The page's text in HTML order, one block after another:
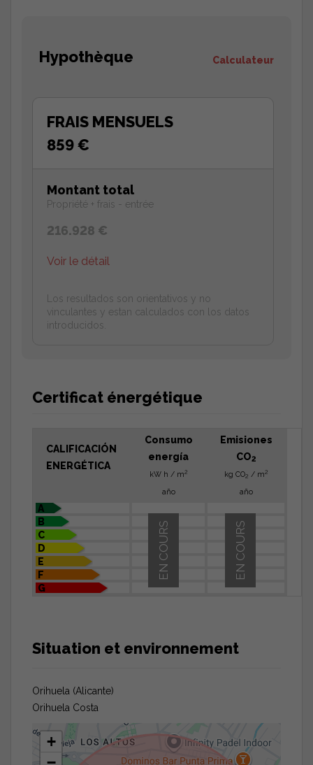
Hypothèque Calculateur
FRAIS MENSUELS
859 €
Montant total
Propriété + frais - entrée
216.928 €
Voir le détail
Los resultados son orientativos y no
vinculantes y estan calculados con los datos
introducidos.
Certificat énergétique
CALIFICACIÓN
ENERGÉTICA
Consumo
energía
kW h / m2
año
Emisiones
CO2
kg CO2 / m2
año
A
B
C
D
E
F
G
EN COURS
EN COURS
Situation et environnement
Orihuela (Alicante)
Orihuela Costa
+